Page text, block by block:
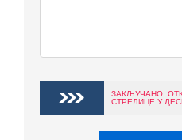
ЗАКЉУЧАНО:
СТРЕЛИЦЕ У